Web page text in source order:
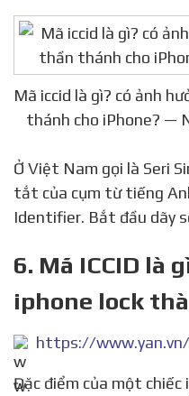
Mã iccid là gì? có ảnh
thánh cho iPhone? —
Ở Việt Nam gọi là Seri
tắt của cụm từ tiếng
Identifier. Bắt đầu dãy
6. Mã ICCID là
iphone lock
Đặc điểm của một chiếc iphone lock chính là giá